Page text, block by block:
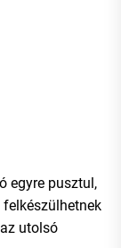
egyre pusztul,
felkészülhetnek
utolsó